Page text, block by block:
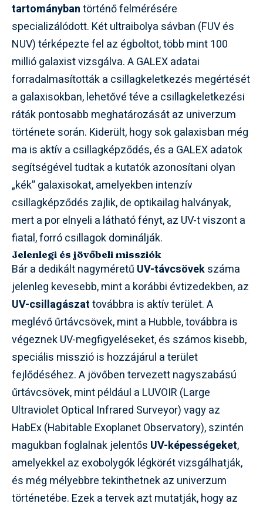
tartománybantörténő felmérésére
specializálódott. Két ultraibolya sávban (FUV és
NUV) térképezte fel az égboltot, több mint 100
millió galaxist vizsgálva. A GALEX adatai
forradalmasították a csillagkeletkezés megértését
a galaxisokban, lehetővé téve a csillagkeletkezési
ráták pontosabb meghatározását az univerzum
története során. Kiderült, hogy sok galaxisban még
ma is aktív a csillagképződés, és a GALEX adatok
segítségével tudtak a kutatók azonosítani olyan
„kék” galaxisokat, amelyekben intenzív
csillagképződés zajlik, de optikailag halványak,
mert a por elnyeli a látható fényt, az UV-t viszont a
fiatal, forró csillagok dominálják.
Jelenlegi és jövőbeli missziók
Bár a dedikált nagyméretű UV-távcsövekszáma
jelenleg kevesebb, mint a korábbi évtizedekben, az
UV-csillagászattovábbra is aktív terület. A
meglévő űrtávcsövek, mint a Hubble, továbbra is
végeznek UV-megfigyeléseket, és számos kisebb,
speciális misszió is hozzájárul a terület
fejlődéséhez. A jövőben tervezett nagyszabású
űrtávcsövek, mint például a LUVOIR (Large
Ultraviolet Optical Infrared Surveyor) vagy az
HabEx (Habitable Exoplanet Observatory), szintén
magukban foglalnak jelentős UV-képességeket,
amelyekkel az exobolygók légkörét vizsgálhatják,
és még mélyebbre tekinthetnek az univerzum
történetébe. Ezek a tervek azt mutatják, hogy az